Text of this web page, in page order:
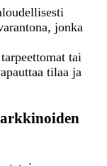
jonka
tai
tilaa ja